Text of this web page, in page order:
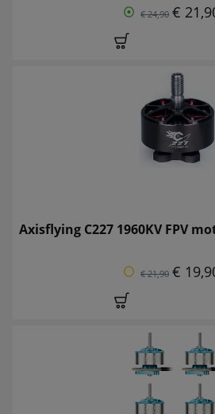
€ 24,90 €
Axisflying C227 1960KV FPV
€ 21,90 €